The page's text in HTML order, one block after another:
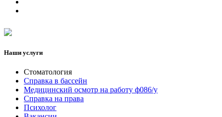
Наши услуги
Стоматология
Справка в бассейн
Медицинский осмотр на работу ф086/у
Справка на права
Психолог